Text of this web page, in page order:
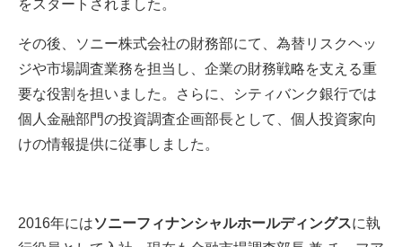
をスタートされました。
その後、ソニー株式会社の財務部にて、為替リスクヘッ
ジや市場調査業務を担当し、企業の財務戦略を支える重
要な役割を担いました。さらに、シティバンク銀行では
個人金融部門の投資調査企画部長として、個人投資家向
けの情報提供に従事しました。
2016年にはソニーフィナンシャルホールディングスに執